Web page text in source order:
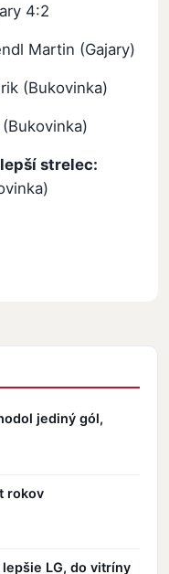
4:2
Martin (Gajary)
(Bukovinka)
strelec:
jediný gól,
rokov
LG, do vitríny